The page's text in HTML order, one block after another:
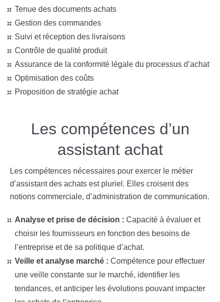
Tenue des documents achats
Gestion des commandes
Suivi et réception des livraisons
Contrôle de qualité produit
Assurance de la conformité légale du processus d’achat
Optimisation des coûts
Proposition de stratégie achat
Les compétences d’un
assistant achat
Les compétences nécessaires pour exercer le métier
d’assistant des achats est pluriel. Elles croisent des
notions commerciale, d’administration de communication.
Analyse et prise de décision : Capacité à évaluer et
choisir les fournisseurs en fonction des besoins de
l’entreprise et de sa politique d’achat.
Veille et analyse marché : Compétence pour effectuer
une veille constante sur le marché, identifier les
tendances, et anticiper les évolutions pouvant impacter